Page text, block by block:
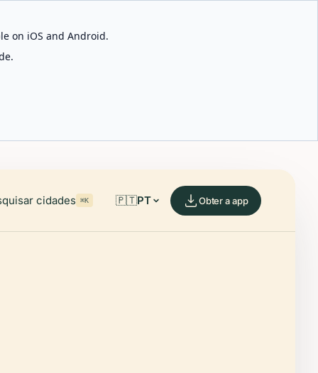
on iOS and Android.
cidades ⌘K 🇵🇹PT Obter a app